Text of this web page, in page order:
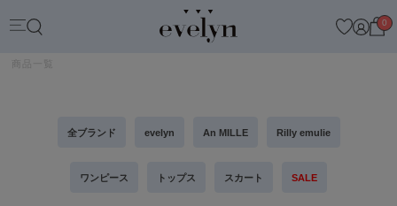
0
商品一覧
全ブランド evelyn An MILLE Rilly emulie
ワンピース トップス スカート SALE